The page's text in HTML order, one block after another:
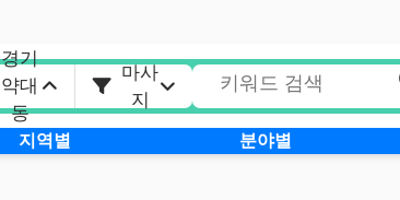
경기
약대
동
마사
지
지역별 분야별